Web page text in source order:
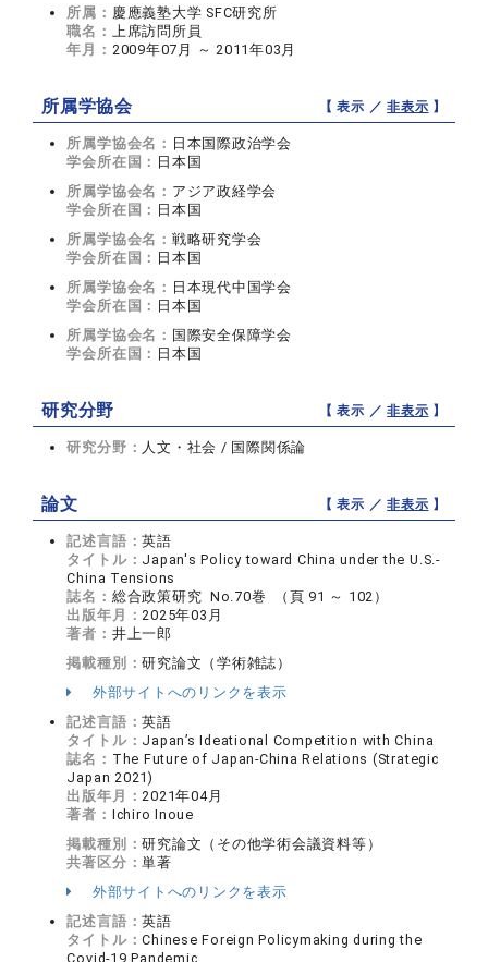
所属： 慶應義塾大学 SFC研究所
職名： 上席訪問所員
年月： 2009年07月 ～ 2011年03月
所属学協会 【 表示 ／非表示 】
所属学協会名： 日本国際政治学会
学会所在国： 日本国
所属学協会名： アジア政経学会
学会所在国： 日本国
所属学協会名： 戦略研究学会
学会所在国： 日本国
所属学協会名： 日本現代中国学会
学会所在国： 日本国
所属学協会名： 国際安全保障学会
学会所在国： 日本国
研究分野 【 表示 ／非表示 】
研究分野： 人文・社会 / 国際関係論
論文 【 表示 ／非表示 】
記述言語：英語
タイトル： Japan's Policy toward China under the U.S.-
China Tensions
誌名： 総合政策研究 No.70巻 （頁 91 ～ 102）
出版年月：2025年03月
著者： 井上一郎
掲載種別：研究論文（学術雑誌）
外部サイトへのリンクを表示
記述言語：英語
タイトル： Japan’s Ideational Competition with China
誌名： The Future of Japan-China Relations (Strategic
Japan 2021)
出版年月：2021年04月
著者： Ichiro Inoue
掲載種別：研究論文（その他学術会議資料等）
共著区分：単著
外部サイトへのリンクを表示
記述言語：英語
タイトル：Chinese Foreign Policymaking during the
Covid-19 Pandemic